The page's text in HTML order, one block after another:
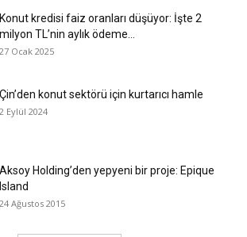
Konut kredisi faiz oranları düşüyor: İşte 2
milyon TL’nin aylık ödeme...
27 Ocak 2025
Çin’den konut sektörü için kurtarıcı hamle
2 Eylül 2024
Aksoy Holding’den yepyeni bir proje: Epique
Island
24 Ağustos 2015